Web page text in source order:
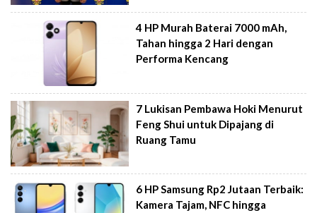
4 HP Murah Baterai 7000 mAh,
Tahan hingga 2 Hari dengan
Performa Kencang
7 Lukisan Pembawa Hoki Menurut
Feng Shui untuk Dipajang di
Ruang Tamu
6 HP Samsung Rp2 Jutaan Terbaik:
Kamera Tajam, NFC hingga